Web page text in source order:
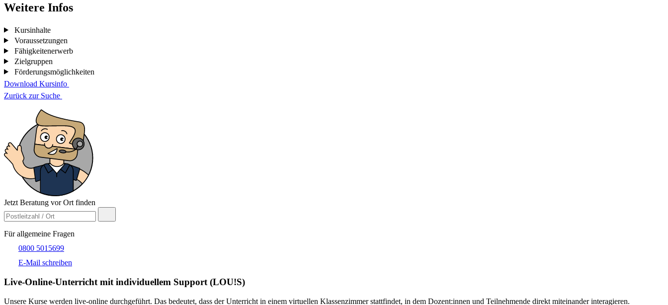
Weitere Infos
Kursinhalte
Voraussetzungen
Fähigkeitenerwerb
Zielgruppen
Förderungsmöglichkeiten
Download Kursinfo
Zurück zur Suche
Jetzt Beratung vor Ort finden
Für allgemeine Fragen
0800 5015699
E-Mail schreiben
Live-​Online-Unterricht mit individuellem Support (LOU!S)
Unsere Kurse werden live-online durchgeführt. Das bedeutet, dass der Unterricht in einem virtuellen Klassenzimmer stattfindet, in dem Dozent:innen und Teilnehmende direkt miteinander interagieren.